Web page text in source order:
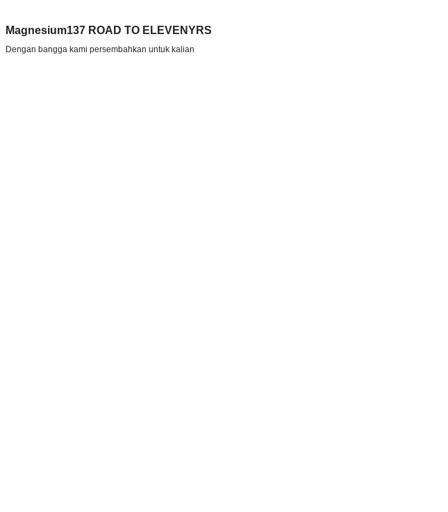
Magnesium137 ROAD TO ELEVENYRS
Dengan bangga kami persembahkan untuk kalian